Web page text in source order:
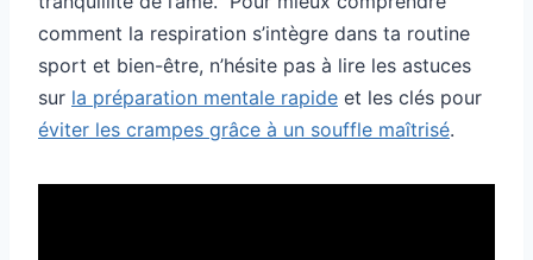
comment la respiration s’intègre dans ta routine
sport et bien-être, n’hésite pas à lire les astuces
sur la préparation mentale rapide et les clés pour
éviter les crampes grâce à un souffle maîtrisé.